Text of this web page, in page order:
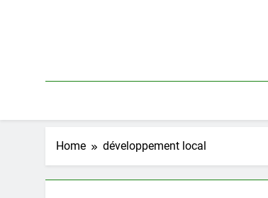
Home développement local